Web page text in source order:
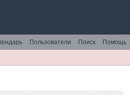
Помощь
Поиск
Пользователи